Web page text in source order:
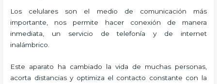
Los celulares son el medio de comunicación más
importante, nos permite hacer conexión de manera
inmediata, un servicio de telefonía y de internet
inalámbrico.
Este aparato ha cambiado la vida de muchas personas,
acorta distancias y optimiza el contacto constante con la